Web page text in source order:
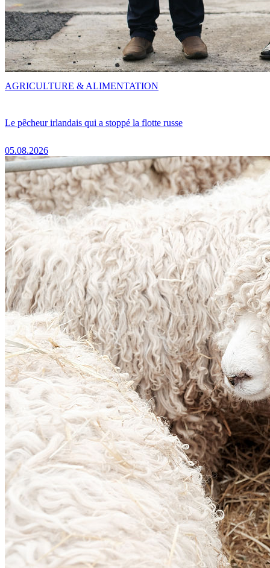
Le pêcheur irlandais qui a stoppé la flotte russe
05.08.2026
AGRICULTURE & ALIMENTATION